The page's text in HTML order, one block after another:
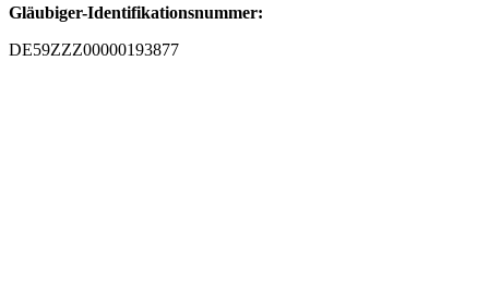
Gläubiger-Identifikationsnummer:
DE59ZZZ00000193877